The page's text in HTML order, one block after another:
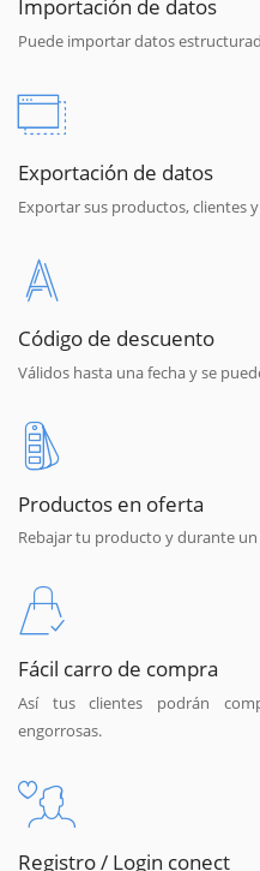
Importación de datos
Puede importar datos
Exportación de datos
Exportar sus productos, clientes
Código de descuento
Válidos hasta una fecha y se
Productos en oferta
Rebajar tu producto y durante
Fácil carro de compra
Así tus clientes podrán
engorrosas.
Registro / Login conect